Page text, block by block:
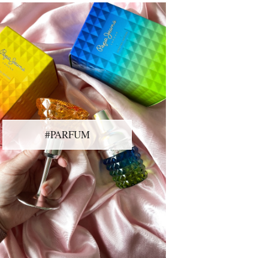
#PARFUM